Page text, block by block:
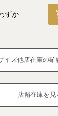
ずか
イズ他店在庫の確
店舗在庫を見